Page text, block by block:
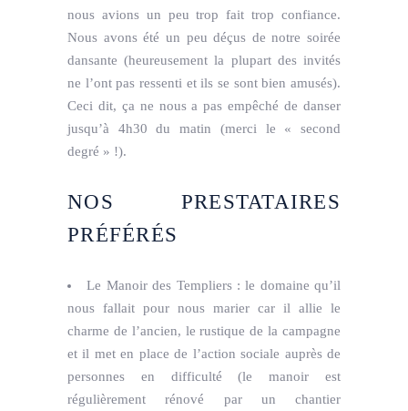
nous avions un peu trop fait trop confiance.
Nous avons été un peu déçus de notre soirée
dansante (heureusement la plupart des invités
ne l’ont pas ressenti et ils se sont bien amusés).
Ceci dit, ça ne nous a pas empêché de danser
jusqu’à 4h30 du matin (merci le « second
degré » !).
NOS PRESTATAIRES
PRÉFÉRÉS
Le Manoir des Templiers : le domaine qu’il
nous fallait pour nous marier car il allie le
charme de l’ancien, le rustique de la campagne
et il met en place de l’action sociale auprès de
personnes en difficulté (le manoir est
régulièrement rénové par un chantier